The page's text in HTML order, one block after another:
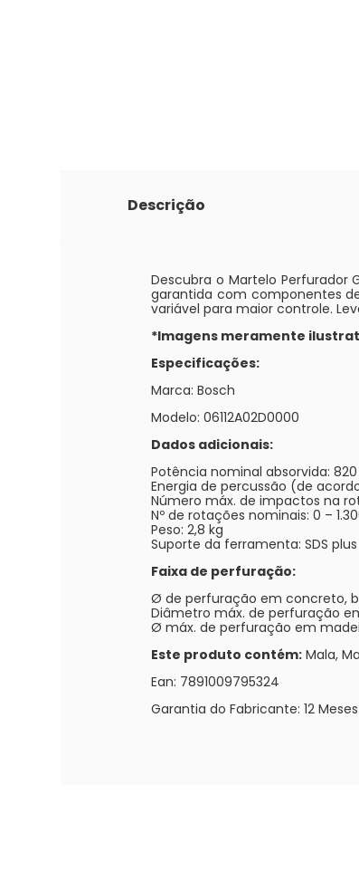
Descrição
Descubra o Martelo Perfurador
garantida com componentes
variável para maior controle.
*Imagens meramente
Especificações:
Marca: Bosch
Modelo: 06112A02D0000
Dados adicionais:
Potência nominal absorvida:
Energia de percussão (de
Número máx. de impactos na
Nº de rotações nominais: 0 –
Peso: 2,8 kg
Suporte da ferramenta: SDS plus
Faixa de perfuração:
Ø de perfuração em concreto,
Diâmetro máx. de perfuração
Ø máx. de perfuração em
Este produto contém: Mala,
Ean: 7891009795324
Garantia do Fabricante: 12 Meses